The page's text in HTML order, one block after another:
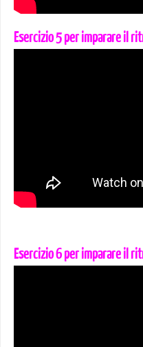
Esercizio 5 per imparare il
Esercizio 6 per imparare il